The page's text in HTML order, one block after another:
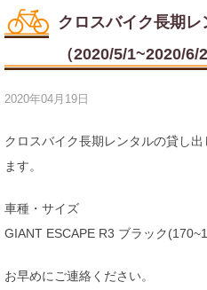
クロスバイク長期レ
（2020/5/1~2020/
2020年04月19日
クロスバイク長期レンタルの貸し
ます。
車種・サイズ
GIANT ESCAPE R3 ブラック
お早めにご連絡ください。